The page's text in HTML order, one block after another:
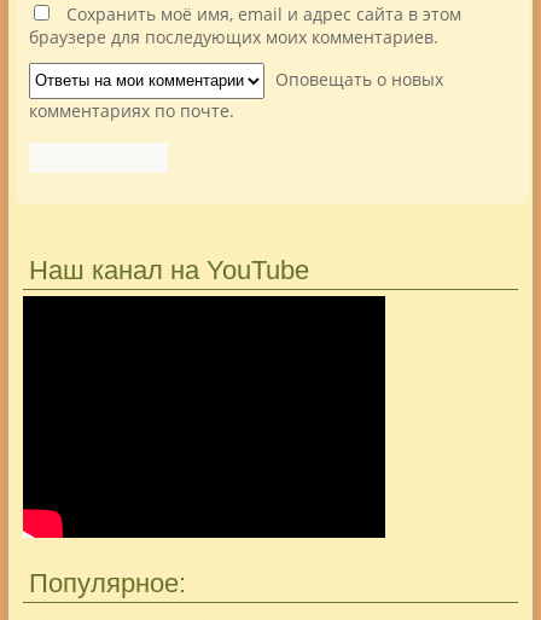
Сохранить моё имя, email и адрес сайта в этом
браузере для последующих моих комментариев.
Оповещать о новых
комментариях по почте.
Наш канал на YouTube
Популярное: